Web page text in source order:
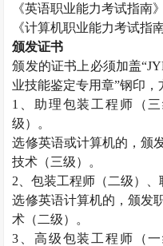
《英语职业能力考试指南
《计算机职业能力考试指
颁发证书
颁发的证书上必须加盖“
业技能鉴定专用章”钢印，
1
、助理包装工程师（
级）。
选修英语或计算机的，颁
技术（三级）。
2 、包装工程师（二级）
选修英语计算机的，颁发
术（二级）。
3 、高级包装工程师（